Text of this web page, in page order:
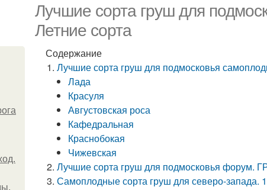
Лучшие сорта груш для
Летние сорта
Содержание
Лучшие сорта груш для подмосковья
Лада
Красуля
Августовская роса
Кафедральная
Краснобокая
Чижевская
Лучшие сорта груш для подмосковья форум.
Самоплодные сорта груш для северо-запада.